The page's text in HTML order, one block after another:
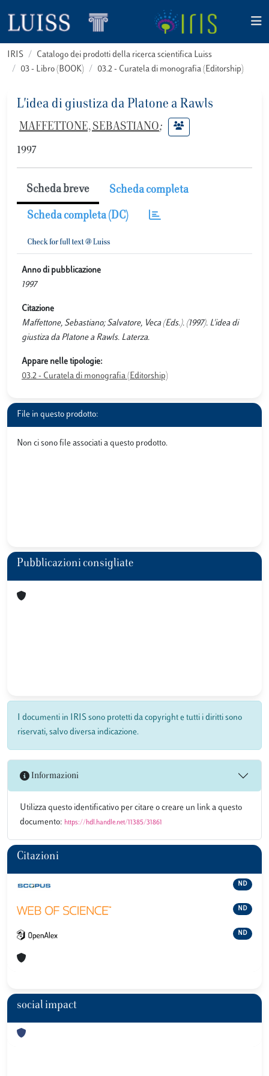
IRIS
Catalogo dei prodotti della ricerca scientifica Luiss
03 - Libro (BOOK)
03.2 - Curatela di monografia (Editorship)
L'idea di giustiza da Platone a Rawls
MAFFETTONE, SEBASTIANO;
1997
Scheda breve Scheda completa
Scheda completa (DC)
Anno di pubblicazione
1997
Citazione
Maffettone, Sebastiano; Salvatore, Veca (Eds.). (1997). L'idea di
giustiza da Platone a Rawls. Laterza.
Appare nelle tipologie:
03.2 - Curatela di monografia (Editorship)
File in questo prodotto:
Non ci sono file associati a questo prodotto.
Pubblicazioni consigliate
I documenti in IRIS sono protetti da copyright e tutti i diritti sono
riservati, salvo diversa indicazione.
Informazioni
Utilizza questo identificativo per citare o creare un link a questo
documento: https://hdl.handle.net/11385/31861
Citazioni
ND
ND
ND
social impact